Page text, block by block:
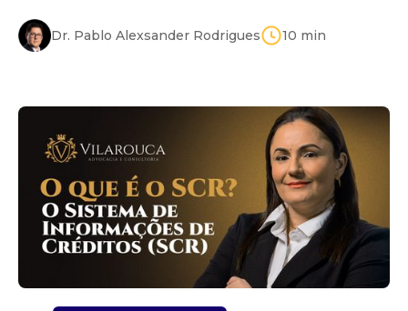
Dr. Pablo Alexsander Rodrigues 10 min